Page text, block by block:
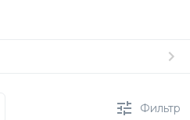
Фильтр